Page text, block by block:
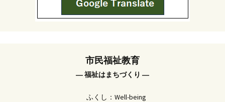
市民福祉教育
― 福祉はまちづくり ―
ふくし：Well-being